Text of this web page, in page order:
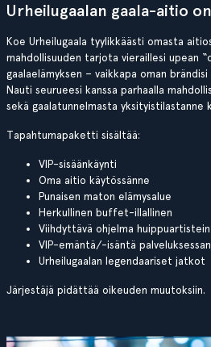
Urheilugaalan gaala-aitio
Koe Urheilugaala tyylikkäästi omasta
mahdollisuuden tarjota vieraillesi upean
gaalaelämyksen – vaikkapa oman
Nauti seurueesi kanssa parhaalla
sekä gaalatunnelmasta yksityistilastanne
Tapahtumapaketti sisältää:
VIP-sisäänkäynti
Oma aitio käytössänne
Punaisen maton elämysalue
Herkullinen buffet-illallinen
Viihdyttävä ohjelma
VIP-emäntä/-isäntä
Urheilugaalan legendaariset jatkot
Järjestäjä pidättää oikeuden muutoksiin.